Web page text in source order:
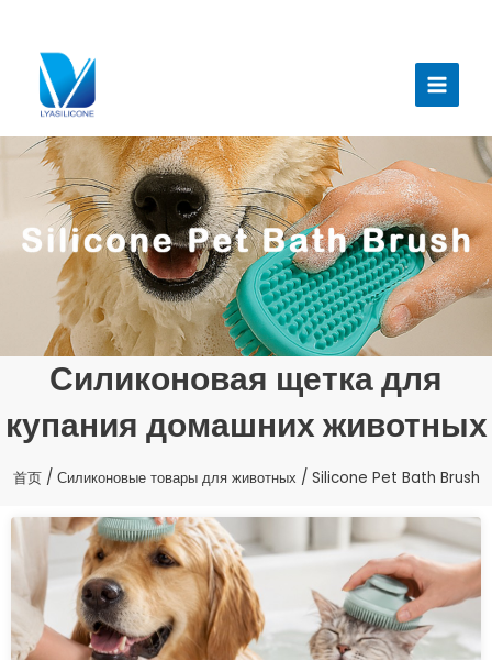
меню
Силиконовая щетка для
купания домашних животных
首页/ Силиконовые товары для животных / Silicone Pet Bath Brush